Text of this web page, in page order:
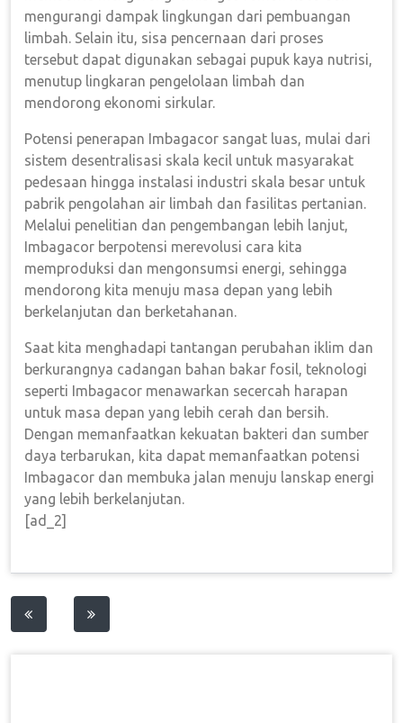
mengurangi dampak lingkungan dari pembuangan
limbah. Selain itu, sisa pencernaan dari proses
tersebut dapat digunakan sebagai pupuk kaya nutrisi,
menutup lingkaran pengelolaan limbah dan
mendorong ekonomi sirkular.
Potensi penerapan Imbagacor sangat luas, mulai dari
sistem desentralisasi skala kecil untuk masyarakat
pedesaan hingga instalasi industri skala besar untuk
pabrik pengolahan air limbah dan fasilitas pertanian.
Melalui penelitian dan pengembangan lebih lanjut,
Imbagacor berpotensi merevolusi cara kita
memproduksi dan mengonsumsi energi, sehingga
mendorong kita menuju masa depan yang lebih
berkelanjutan dan berketahanan.
Saat kita menghadapi tantangan perubahan iklim dan
berkurangnya cadangan bahan bakar fosil, teknologi
seperti Imbagacor menawarkan secercah harapan
untuk masa depan yang lebih cerah dan bersih.
Dengan memanfaatkan kekuatan bakteri dan sumber
daya terbarukan, kita dapat memanfaatkan potensi
Imbagacor dan membuka jalan menuju lanskap energi
yang lebih berkelanjutan.
[ad_2]
Post